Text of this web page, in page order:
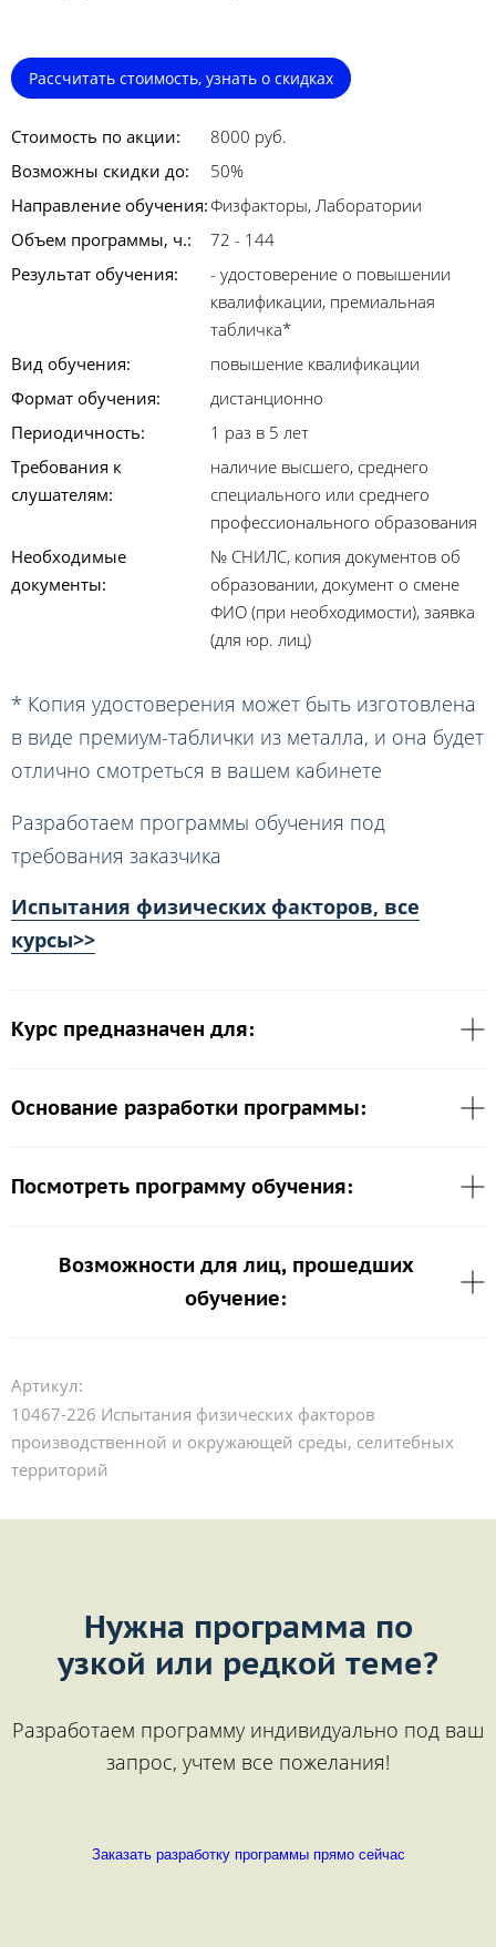
Рассчитать стоимость, узнать о скидках
Стоимость по акции:
8000 руб.
Возможны скидки до:
50%
Направление обучения:Физфакторы, Лаборатории
Объем программы, ч.:
72 - 144
Результат обучения:
- удостоверение о повышении
квалификации, премиальная
табличка*
Вид обучения:
повышение квалификации
Формат обучения:
дистанционно
Периодичность:
1 раз в 5 лет
Требования к
слушателям:
наличие высшего, среднего
специального или среднего
профессионального образования
Необходимые
документы:
№ СНИЛС, копия документов об
образовании, документ о смене
ФИО (при необходимости), заявка
(для юр. лиц)
* Копия удостоверения может быть изготовлена
в виде премиум-таблички из металла, и она будет
отлично смотреться в вашем кабинете
Разработаем программы обучения под
требования заказчика
Испытания физических факторов, все
курсы>>
Курс предназначен для:
Основание разработки программы:
Посмотреть программу обучения:
Возможности для лиц, прошедших
обучение:
Артикул:
10467-226 Испытания физических факторов
производственной и окружающей среды, селитебных
территорий
Нужна программа по
узкой или редкой теме?
Разработаем программу индивидуально под ваш
запрос, учтем все пожелания!
Заказать разработку программы прямо сейчас